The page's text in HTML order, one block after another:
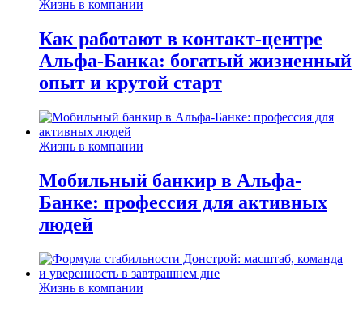
Жизнь в компании
Как работают в контакт-центре
Альфа-Банка: богатый жизненный
опыт и крутой старт
Жизнь в компании
Мобильный банкир в Альфа-
Банке: профессия для активных
людей
Жизнь в компании